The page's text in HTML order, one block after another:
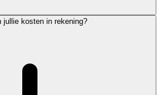
jullie kosten in rekening?